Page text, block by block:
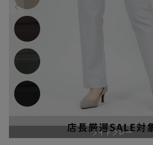
ライトグレー